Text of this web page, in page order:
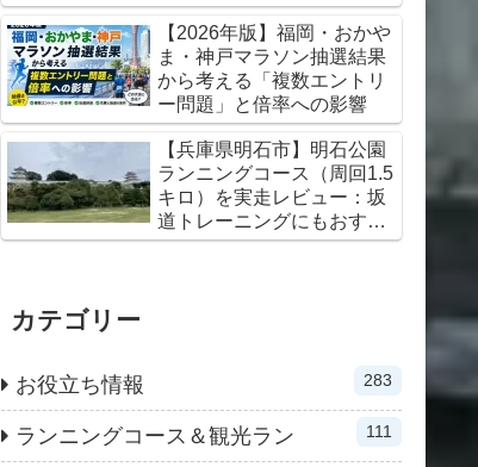
ミレビュー
【2026年版】福岡・おかや
ま・神戸マラソン抽選結果
から考える「複数エントリ
ー問題」と倍率への影響
【兵庫県明石市】明石公園
ランニングコース（周回1.5
キロ）を実走レビュー：坂
道トレーニングにもおすす
め
カテゴリー
お役立ち情報 283
ランニングコース＆観光ラン 111